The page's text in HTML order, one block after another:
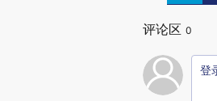
评论区 0
登